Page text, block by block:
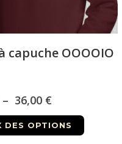
capuche OOOOIO
– 36,00 €Plage
de
DES OPTIONS
Ce
produit